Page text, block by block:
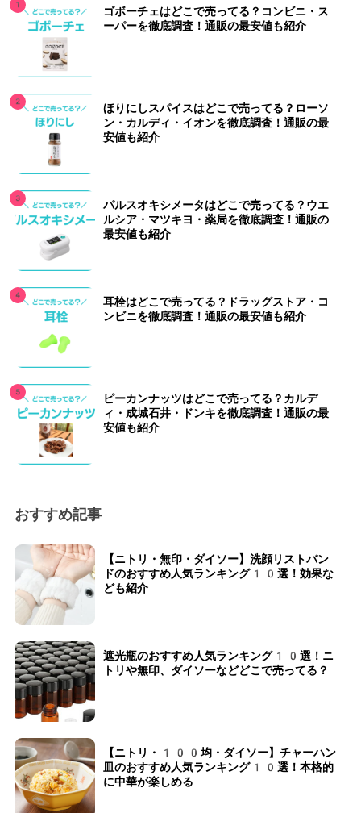
ゴボーチェはどこで売ってる？コンビニ・ス
ーパーを徹底調査！通販の最安値も紹介
ほりにしスパイスはどこで売ってる？ローソ
ン・カルディ・イオンを徹底調査！通販の最
安値も紹介
パルスオキシメータはどこで売ってる？ウエ
ルシア・マツキヨ・薬局を徹底調査！通販の
最安値も紹介
耳栓はどこで売ってる？ドラッグストア・コ
ンビニを徹底調査！通販の最安値も紹介
ピーカンナッツはどこで売ってる？カルデ
ィ・成城石井・ドンキを徹底調査！通販の最
安値も紹介
おすすめ記事
【ニトリ・無印・ダイソー】洗顔リストバン
ドのおすすめ人気ランキング10選！効果な
ども紹介
遮光瓶のおすすめ人気ランキング10選！ニ
トリや無印、ダイソーなどどこで売ってる？
【ニトリ・100均・ダイソー】チャーハン
皿のおすすめ人気ランキング10選！本格的
に中華が楽しめる